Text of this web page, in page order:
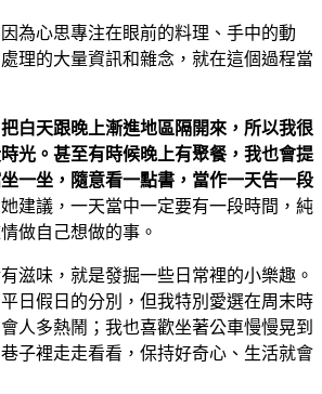
為心思專注在眼前的料理、手中的動
理的大量資訊和雜念，就在這個過程當
白天跟晚上漸進地區隔開來，所以我很
光。甚至有時候晚上有聚餐，我也會提
一坐，隨意看一點書，當作一天告一段
她建議，一天當中一定要有一段時間，純
做自己想做的事。
滋味，就是發掘一些日常裡的小樂趣。
日假日的分別，但我特別愛選在周末時
人多熱鬧；我也喜歡坐著公車慢慢晃到
子裡走走看看，保持好奇心、生活就會